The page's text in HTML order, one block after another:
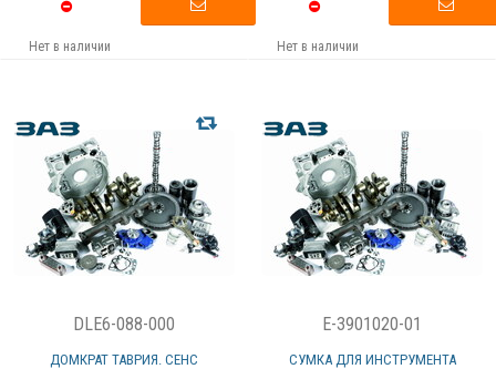
Нет в наличии Нет в наличии
DLE6-088-000
ДОМКРАТ ТАВРИЯ. СЕНС
E-3901020-01
СУМКА ДЛЯ ИНСТРУМЕНТА